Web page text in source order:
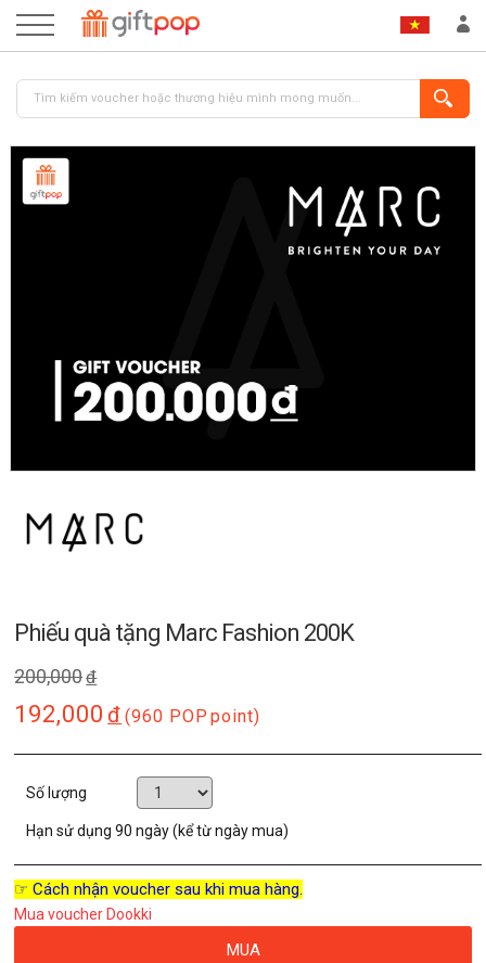
Phiếu quà tặng Marc Fashion 200K
200,000đ
192,000 đ (960 POP point)
Số lượng
Hạn sử dụng90 ngày (kể từ ngày mua)
☞ Cách nhận voucher sau khi mua hàng.
Mua voucher Dookki
MUA